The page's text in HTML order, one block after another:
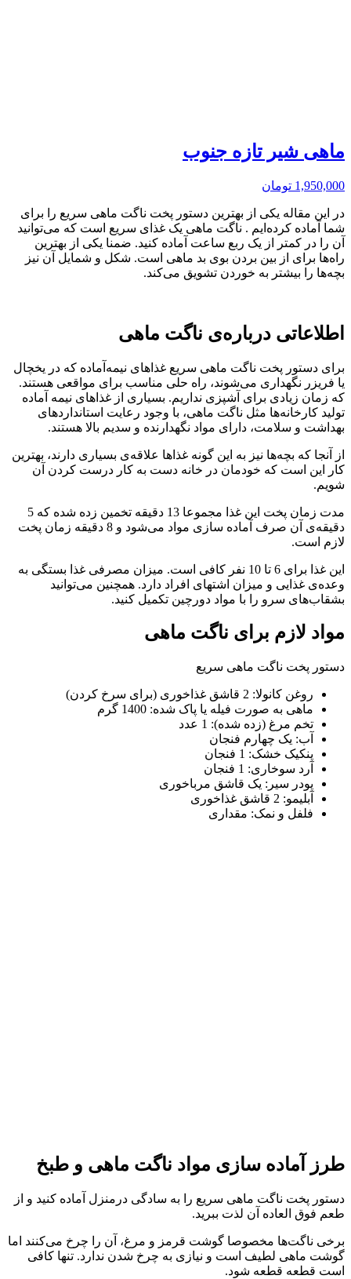
ماهی شیر تازه جنوب
1,950,000 تومان
در این مقاله یکی از بهترین دستور پخت ناگت ماهی سریع را برای
شما آماده کرده‌ایم . ناگت ماهی یک غذای سریع است که می‌توانید
آن را در کمتر از یک ربع ساعت آماده کنید. ضمنا یکی از بهترین
راه‌ها برای از بین بردن بوی بد ماهی است. شکل و شمایل آن نیز
بچه‌ها را بیشتر به خوردن تشویق می‌کند.
اطلاعاتی درباره‌ی ناگت ماهی
برای دستور پخت ناگت ماهی سریع غذاهای نیمه‌آماده که در یخچال
یا فریزر نگهداری می‌شوند، راه حلی مناسب برای مواقعی هستند.
که زمان زیادی برای آشپزی نداریم. بسیاری از غذاهای نیمه آماده
تولید کارخانه‌ها مثل ناگت ماهی، با وجود رعایت استانداردهای
بهداشت و سلامت، دارای مواد نگهدارنده و سدیم بالا هستند.
از آنجا که بچه‌ها نیز به این گونه غذاها علاقه‌ی بسیاری دارند، بهترین
کار این است که خودمان در خانه دست به کار درست کردن آن
شویم.
مدت زمان پخت این غذا مجموعا 13 دقیقه تخمین زده شده که 5
دقیقه‌ی آن صرف آماده سازی مواد می‌شود و 8 دقیقه زمان پخت
لازم است.
این غذا برای 6 تا 10 نفر کافی است. میزان مصرفی غذا بستگی به
وعده‌ی غذایی و میزان اشتهای افراد دارد. همچنین می‌توانید
بشقاب‌های سرو را با مواد دورچین تکمیل کنید.
مواد لازم برای ناگت ماهی
دستور پخت ناگت ماهی سریع
روغن کانولا: 2 قاشق غذاخوری (برای سرخ کردن)
ماهی به صورت فیله یا پاک شده: 1400 گرم
تخم مرغ (زده شده): 1 عدد
آب: یک چهارم فنجان
پنکیک خشک: 1 فنجان
آرد سوخاری: 1 فنجان
پودر سیر: یک قاشق مرباخوری
آبلیمو: 2 قاشق غذاخوری
فلفل و نمک: مقداری
طرز آماده سازی مواد ناگت ماهی و طبخ
دستور پخت ناگت ماهی سریع را به سادگی درمنزل آماده کنید و از
طعم فوق العاده آن لذت ببرید.
برخی ناگت‌ها مخصوصا گوشت قرمز و مرغ، آن را چرخ می‌کنند اما
گوشت ماهی لطیف است و نیازی به چرخ شدن ندارد. تنها کافی
است قطعه قطعه شود.